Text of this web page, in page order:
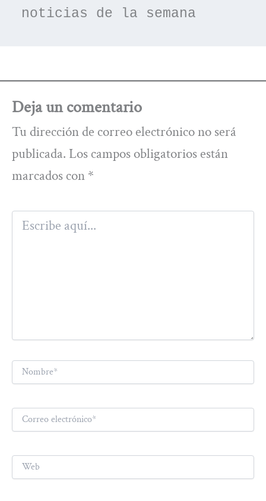
noticias de la semana
Deja un comentario
Tu dirección de correo electrónico no será
publicada. Los campos obligatorios están
marcados con *
Escribe
aquí...
Nombre*
Correo
electrónico*
Web